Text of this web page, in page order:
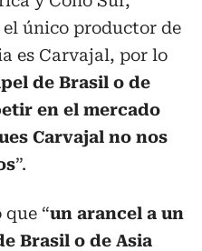
único productor de
es Carvajal, por lo
de Brasil o de
en el mercado
Carvajal no nos
”.
que “un arancel a un
Brasil o de Asia